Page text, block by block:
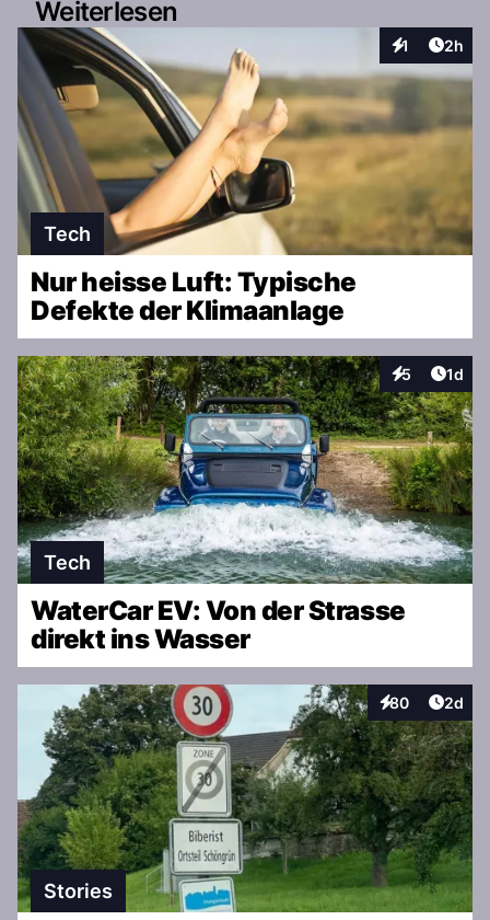
Weiterlesen
1
Interaktionen
2h
Tech
Nur heisse Luft: Typische
Defekte der Klimaanlage
5
Interaktionen
1d
Tech
WaterCar EV: Von der Strasse
direkt ins Wasser
80
Interaktionen
2d
Stories